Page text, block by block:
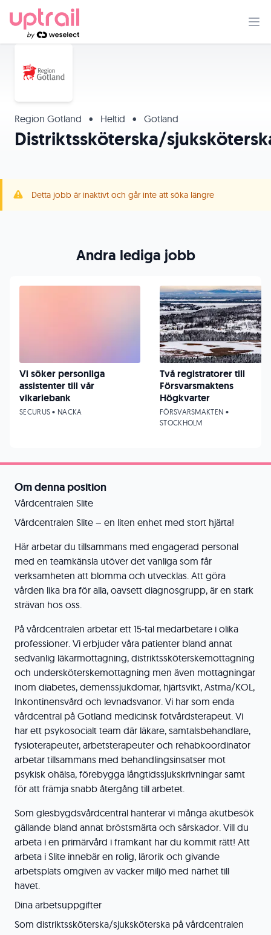
Region Gotland • Heltid • Gotland
Distriktssköterska/
Detta jobb är inaktivt och går inte att söka längre
Om denna position
Vårdcentralen Slite
Vårdcentralen Slite – en liten enhet med stort hjärta!
Här arbetar du tillsammans med engagerad personal
med en teamkänsla utöver det vanliga som får
verksamheten att blomma och utvecklas. Att göra
vården lika bra för alla, oavsett diagnosgrupp, är en stark
strävan hos oss.
På vårdcentralen arbetar ett 15-tal medarbetare i olika
professioner. Vi erbjuder våra patienter bland annat
sedvanlig läkarmottagning, distriktssköterskemottagning
och undersköterskemottagning men även mottagningar
inom diabetes, demenssjukdomar, hjärtsvikt, Astma/KOL,
Inkontinensvård och levnadsvanor. Vi har som enda
vårdcentral på Gotland medicinsk fotvårdsterapeut. Vi
har ett psykosocialt team där läkare, samtalsbehandlare,
fysioterapeuter, arbetsterapeuter och rehabkoordinator
arbetar tillsammans med behandlingsinsatser mot
psykisk ohälsa, förebygga långtidssjukskrivningar samt
för att främja snabb återgång till arbetet.
Som glesbygdsvårdcentral hanterar vi många akutbesök
gällande bland annat bröstsmärta och sårskador. Vill du
arbeta i en primärvård i framkant har du kommit rätt! Att
arbeta i Slite innebär en rolig, lärorik och givande
arbetsplats omgiven av vacker miljö med närhet till
havet.
Dina arbetsuppgifter
Som distriktssköterska/sjuksköterska på vårdcentralen
Andra lediga jobb
Vi söker personliga
assistenter till vår
vikariebank
SECURUS • NACKA
Två registratorer till
Försvarsmaktens
Högkvarter
FÖRSVARSMAKTEN •
STOCKHOLM